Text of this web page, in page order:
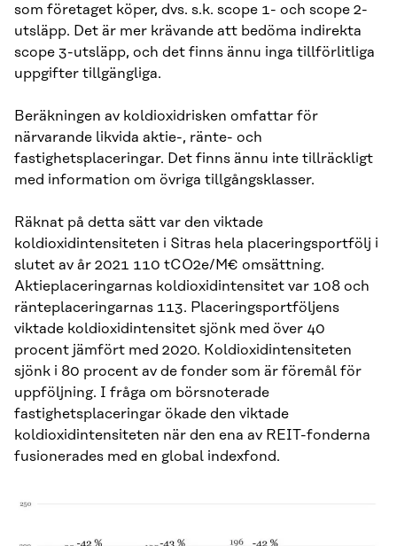
som företaget köper, dvs. s.k. scope 1- och scope 2-
utsläpp. Det är mer krävande att bedöma indirekta
scope 3-utsläpp, och det finns ännu inga tillförlitliga
uppgifter tillgängliga.
Beräkningen av koldioxidrisken omfattar för
närvarande likvida aktie-, ränte- och
fastighetsplaceringar. Det finns ännu inte tillräckligt
med information om övriga tillgångsklasser.
Räknat på detta sätt var den viktade
koldioxidintensiteten i Sitras hela placeringsportfölj i
slutet av år 2021 110 tCO2e/M€ omsättning.
Aktieplaceringarnas koldioxidintensitet var 108 och
ränteplaceringarnas 113. Placeringsportföljens
viktade koldioxidintensitet sjönk med över 40
procent jämfört med 2020. Koldioxidintensiteten
sjönk i 80 procent av de fonder som är föremål för
uppföljning. I fråga om börsnoterade
fastighetsplaceringar ökade den viktade
koldioxidintensiteten när den ena av REIT-fonderna
fusionerades med en global indexfond.